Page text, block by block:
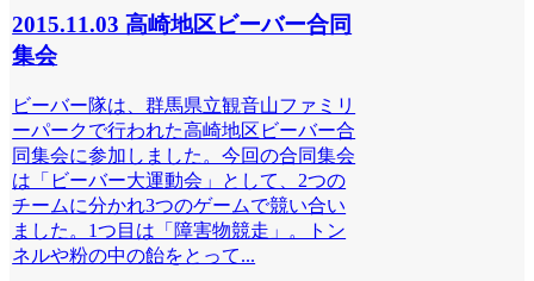
2015.11.03 高崎地区ビーバー合同
集会
ビーバー隊は、群馬県立観音山ファミリ
ーパークで行われた高崎地区ビーバー合
同集会に参加しました。今回の合同集会
は「ビーバー大運動会」として、2つの
チームに分かれ3つのゲームで競い合い
ました。1つ目は「障害物競走」。トン
ネルや粉の中の飴をとって...